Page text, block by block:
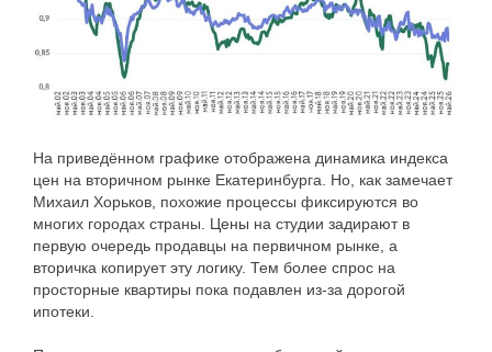
На приведённом графике отображена динамика индекса
цен на вторичном рынке Екатеринбурга. Но, как замечает
Михаил Хорьков, похожие процессы фиксируются во
многих городах страны. Цены на студии задирают в
первую очередь продавцы на первичном рынке, а
вторичка копирует эту логику. Тем более спрос на
просторные квартиры пока подавлен из-за дорогой
ипотеки.